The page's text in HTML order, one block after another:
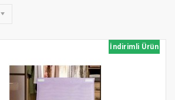
İndirimli Ürün